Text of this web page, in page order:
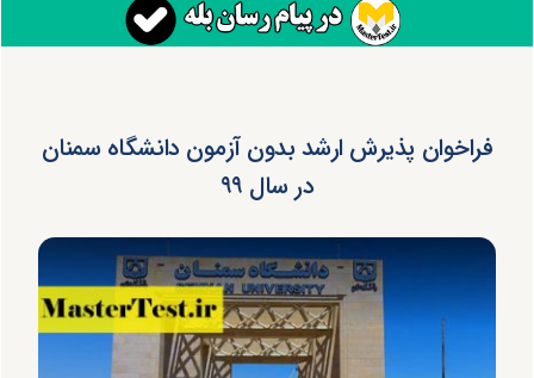
فراخوان پذیرش ارشد بدون آزمون دانشگاه سمنان
در سال ۹۹